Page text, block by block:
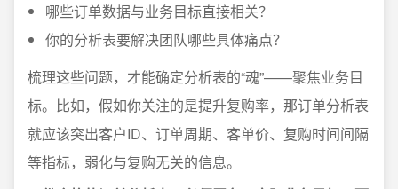
哪些订单数据与业务目标直接相关？
你的分析表要解决团队哪些具体痛点？
梳理这些问题，才能确定分析表的“魂”——聚焦业务目
标。比如，假如你关注的是提升复购率，那订单分析表
就应该突出客户ID、订单周期、客单价、复购时间间隔
等指标，弱化与复购无关的信息。